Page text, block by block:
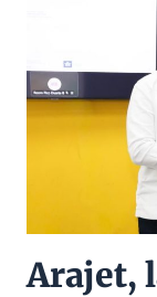
Arajet,